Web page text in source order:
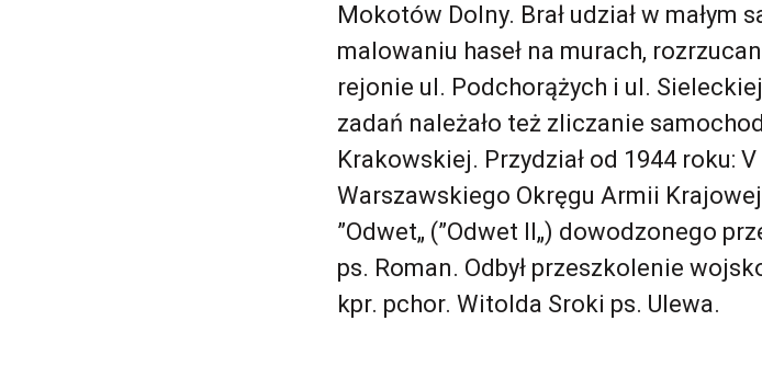
Mokotów Dolny. Brał udział w małym
malowaniu haseł na murach,
rejonie ul. Podchorążych i ul.
zadań należało też zliczanie
Krakowskiej. Przydział od 1944 roku:
Warszawskiego Okręgu Armii
”Odwet„ (”Odwet II„) dowodzonego
ps. Roman. Odbył przeszkolenie
kpr. pchor. Witolda Sroki ps. Ulewa.